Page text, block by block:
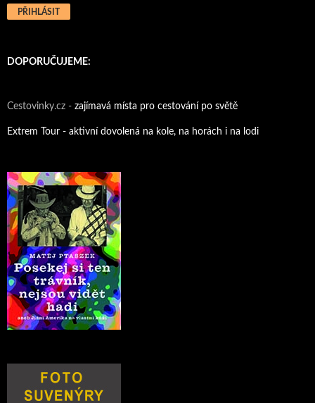
DOPORUČUJEME:
Cestovinky.cz - zajímavá místa pro cestování po světě
Extrem Tour - aktivní dovolená na kole, na horách i na lodi